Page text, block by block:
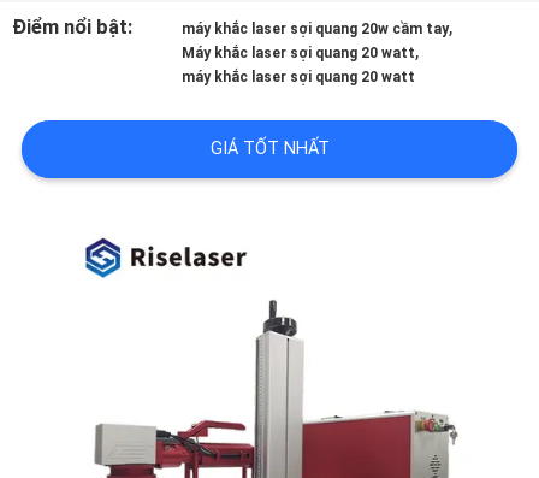
CHẤT
LƯỢNG
Điểm nổi bật: máy khắc laser sợi quang 20w cầm tay,
Máy khắc laser sợi quang 20 watt,
máy khắc laser sợi quang 20 watt
GIÁ TỐT NHẤT